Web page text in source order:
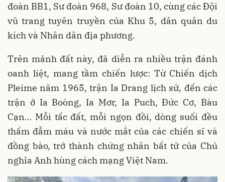
đoàn BB1, Sư đoàn 968, Sư đoàn 10, cùng các Đội
vũ trang tuyên truyền của Khu 5, dân quân du
kích và Nhân dân địa phương.
Trên mảnh đất này, đã diễn ra nhiều trận đánh
oanh liệt, mang tầm chiến lược: Từ Chiến dịch
Pleime năm 1965, trận Ia Drang lịch sử, đến các
trận ở Ia Boòng, Ia Mơr, Ia Puch, Đức Cơ, Bàu
Cạn… Mỗi tấc đất, mỗi ngọn đồi, dòng suối đều
thấm đẫm máu và nước mắt của các chiến sĩ và
đồng bào, trở thành chứng nhân bất tử của Chủ
nghĩa Anh hùng cách mạng Việt Nam.